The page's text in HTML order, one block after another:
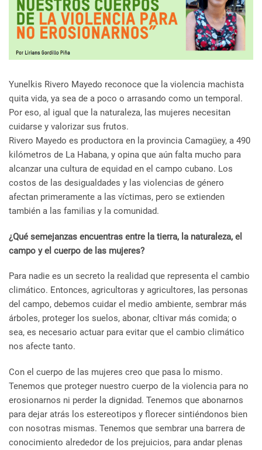
Yunelkis Rivero Mayedo reconoce que la violencia machista
quita vida, ya sea de a poco o arrasando como un temporal.
Por eso, al igual que la naturaleza, las mujeres necesitan
cuidarse y valorizar sus frutos.
Rivero Mayedo es productora en la provincia Camagüey, a 490
kilómetros de La Habana, y opina que aún falta mucho para
alcanzar una cultura de equidad en el campo cubano. Los
costos de las desigualdades y las violencias de género
afectan primeramente a las víctimas, pero se extienden
también a las familias y la comunidad.
¿Qué semejanzas encuentras entre la tierra, la naturaleza, el
campo y el cuerpo de las mujeres?
Para nadie es un secreto la realidad que representa el cambio
climático. Entonces, agricultoras y agricultores, las personas
del campo, debemos cuidar el medio ambiente, sembrar más
árboles, proteger los suelos, abonar, cltivar más comida; o
sea, es necesario actuar para evitar que el cambio climático
nos afecte tanto.
Con el cuerpo de las mujeres creo que pasa lo mismo.
Tenemos que proteger nuestro cuerpo de la violencia para no
erosionarnos ni perder la dignidad. Tenemos que abonarnos
para dejar atrás los estereotipos y florecer sintiéndonos bien
con nosotras mismas. Tenemos que sembrar una barrera de
conocimiento alrededor de los prejuicios, para andar plenas